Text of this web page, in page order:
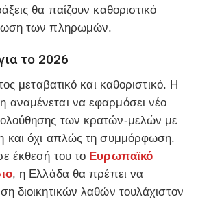
θα παίζουν καθοριστικό
των πληρωμών.
το 2026
μεταβατικό και καθοριστικό. Η
να εφαρμόσει νέο
των κρατών-μελών με
και όχι απλώς τη συμμόρφωση.
έκθεσή του το Ευρωπαϊκό
, η Ελλάδα θα πρέπει να
διοικητικών λαθών τουλάχιστον